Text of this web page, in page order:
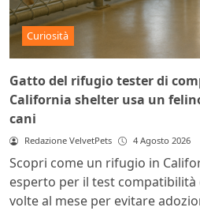
Curiosità
Gatto del rifugio tester di
California shelter usa un
cani
Redazione VelvetPets 4 Agosto 2026
Scopri come un rifugio in
esperto per il test
volte al mese per evitare